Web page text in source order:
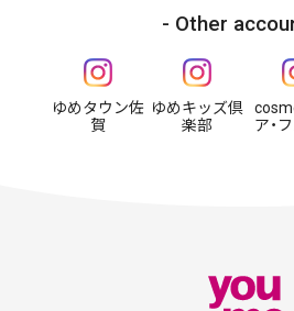
Other
ゆめタウン佐
賀
ゆめキッズ倶
楽部
ア・